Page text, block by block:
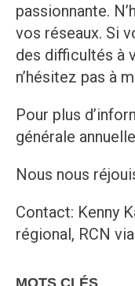
passionnante.
vos réseaux. Si
des difficultés à
n’hésitez pas à
Pour plus
générale
Nous nous
Contact: Kenny
régional, RCN via